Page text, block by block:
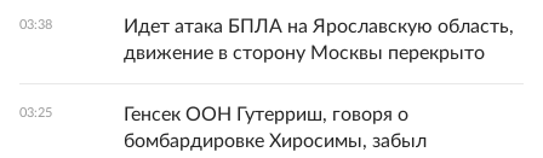
03:38
Идет атака БПЛА на Ярославскую область,
движение в сторону Москвы перекрыто
03:25
Генсек ООН Гутерриш, говоря о
бомбардировке Хиросимы, забыл